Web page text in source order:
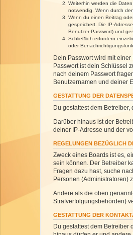
Weiterhin werden die
notwendig. Wenn durch
Wenn du einen Beitrag
gespeichert. Die IP-
Benutzer-Passwort) und
Schließlich erfordern
oder
Dein Passwort wird mit
Passwort ist dein Schlüssel
nach deinem Passwort
Benutzernamen und deiner
GESTATTUNG DER
Du gestattest dem
Darüber hinaus ist der
deiner IP-Adresse und der
REGELUNGEN BEZÜGLICH
Zweck eines Boards ist es,
sein können. Der Betreiber
Fragen dazu hast, suche
Personen (Administratoren)
Andere als die oben
Strafverfolgungsbehörden)
GESTATTUNG DER
Du gestattest dem